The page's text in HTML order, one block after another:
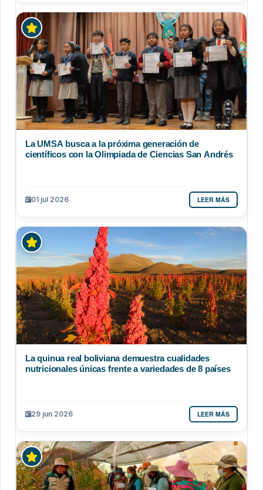
La UMSA busca a la próxima generación de
científicos con la Olimpiada de Ciencias San Andrés
01 jul 2026 LEER MÁS
La quinua real boliviana demuestra cualidades
nutricionales únicas frente a variedades de 8 países
29 jun 2026 LEER MÁS